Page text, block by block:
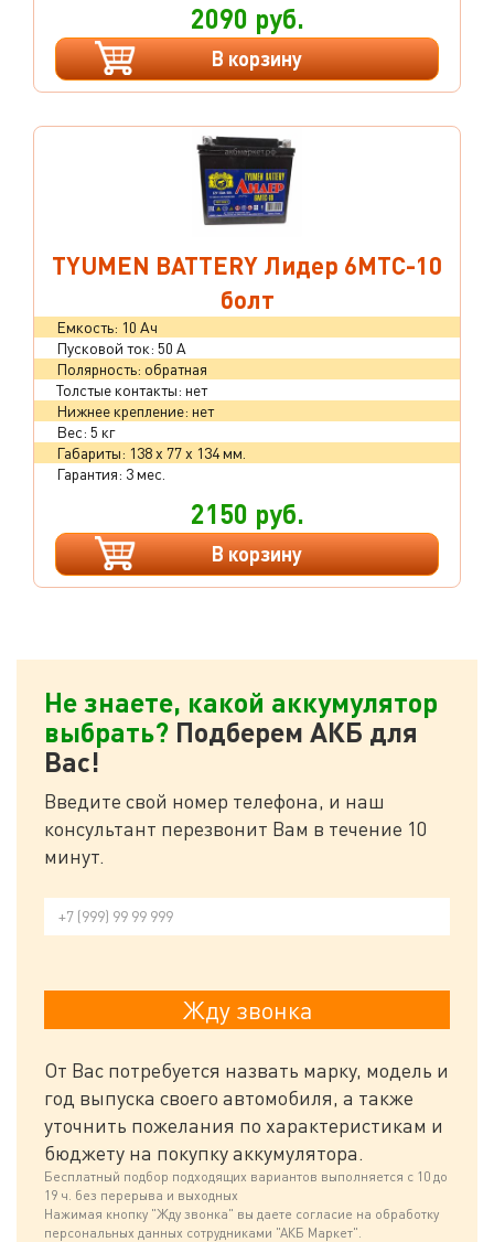
2090 руб.
В корзину
TYUMEN BATTERY Лидер 6МТС-10
болт
Емкость: 10 Ач
Пусковой ток: 50 А
Полярность: обратная
Толстые контакты: нет
Нижнее крепление: нет
Вес: 5 кг
Габариты: 138 x 77 x 134 мм.
Гарантия: 3 мес.
2150 руб.
В корзину
Не знаете, какой аккумулятор
выбрать? Подберем АКБ для
Вас!
Введите свой номер телефона, и наш
консультант перезвонит Вам в течение 10
минут.
От Вас потребуется назвать марку, модель и
год выпуска своего автомобиля, а также
уточнить пожелания по характеристикам и
бюджету на покупку аккумулятора.
Бесплатный подбор подходящих вариантов выполняется с 10 до
19 ч. без перерыва и выходных
Нажимая кнопку "Жду звонка" вы даете согласие на обработку
персональных данных сотрудниками "АКБ Маркет".